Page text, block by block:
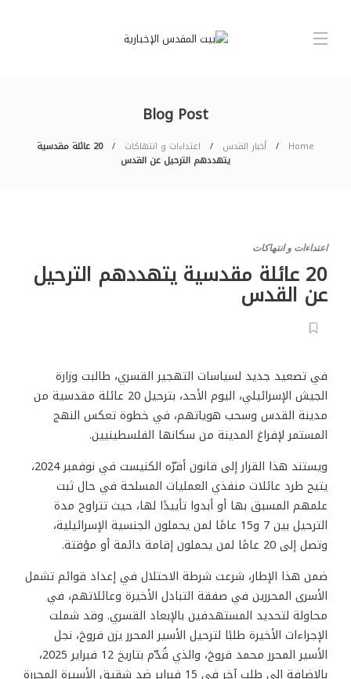
Blog Post
Home أخبار القدس اعتداءات و انتهاكات
20 عائلة مقدسية
يتهددهم الترحيل عن القدس
اعتداءات و انتهاكات
20 عائلة مقدسية يتهددهم الترحيل
عن القدس
في تصعيد جديد لسياسات التهجير القسري، طالبت وزارة
الجيش الإسرائيلي، اليوم الأحد، بترحيل 20 عائلة مقدسية من
مدينة القدس وسحب هوياتهم، في خطوة تعكس النهج
المستمر لإفراغ المدينة من سكانها الفلسطينيين.
ويستند هذا القرار إلى قانون أقرّه الكنيست في نوفمبر 2024،
يتيح طرد عائلات منفذي العمليات المسلحة في حال ثبت
علمهم المسبق بها أو أبدوا تأييدًا لها، حيث تتراوح مدة
الترحيل بين 7 و15 عامًا لمن يحملون الجنسية الإسرائيلية،
وتصل إلى 20 عامًا لمن يحملون إقامة دائمة أو مؤقتة.
ضمن هذا الإطار، شرعت شرطة الاحتلال في إعداد قوائم تشمل
الأسرى المحررين في صفقة التبادل الأخيرة وعائلاتهم، في
محاولة لتحديد المستهدفين بالإبعاد القسري. وقد شملت
الإجراءات الأخيرة طلبًا لترحيل الأسير المحرر يزن فروخ، نجل
الأسير المحرر محمد فروخ، والذي قُدّم بتاريخ 12 فبراير 2025،
بالإضافة إلى طلب آخر في 15 فبراير ضد شقيق الأسيرة المحررة